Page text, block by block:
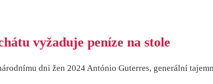
vyžaduje peníze na stole
dni žen 2024 António Guterres, generální